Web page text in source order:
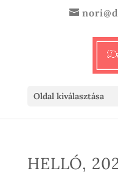
Oldal kiválasztása
HELLÓ,